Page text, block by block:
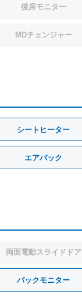
後席モニター
MDチェンジャー
シートヒーター
エアバック
両面電動スライドドア
バックモニター